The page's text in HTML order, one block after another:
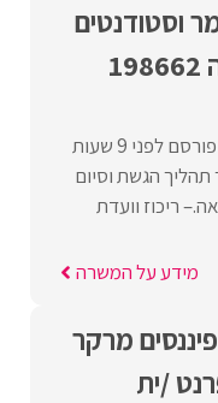
וסטודנטים
פורסם לפני 9 שעות
הגשת וסיום
ריכוז וועדת
מידע על המשרה
מרקר
/ית